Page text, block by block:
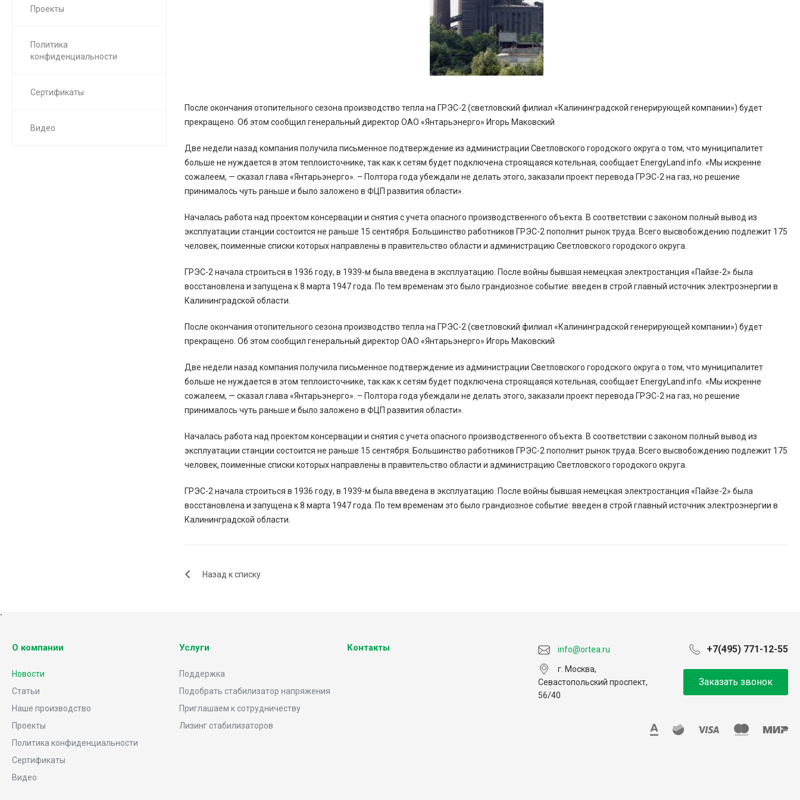
Проекты
Политика
конфиденциальности
Сертификаты
Видео
После окончания отопительного сезона производство тепла на ГРЭС-2 (светловский филиал «Калининградской генерирующей компании») будет
прекращено. Об этом сообщил генеральный директор ОАО «Янтарьэнерго» Игорь Маковский
Две недели назад компания получила письменное подтверждение из администрации Светловского городского округа о том, что муниципалитет
больше не нуждается в этом теплоисточнике, так как к сетям будет подключена строящаяся котельная, сообщает EnergyLand.info. «Мы искренне
сожалеем, — сказал глава «Янтарьэнерго». – Полтора года убеждали не делать этого, заказали проект перевода ГРЭС-2 на газ, но решение
принималось чуть раньше и было заложено в ФЦП развития области».
Началась работа над проектом консервации и снятия с учета опасного производственного объекта. В соответствии с законом полный вывод из
эксплуатации станции состоится не раньше 15 сентября. Большинство работников ГРЭС-2 пополнит рынок труда. Всего высвобождению подлежит 175
человек, поименные списки которых направлены в правительство области и администрацию Светловского городского округа.
ГРЭС-2 начала строиться в 1936 году, в 1939-м была введена в эксплуатацию. После войны бывшая немецкая электростанция «Пайзе-2» была
восстановлена и запущена к 8 марта 1947 года. По тем временам это было грандиозное событие: введен в строй главный источник электроэнергии в
Калининградской области.
После окончания отопительного сезона производство тепла на ГРЭС-2 (светловский филиал «Калининградской генерирующей компании») будет
прекращено. Об этом сообщил генеральный директор ОАО «Янтарьэнерго» Игорь Маковский
Две недели назад компания получила письменное подтверждение из администрации Светловского городского округа о том, что муниципалитет
больше не нуждается в этом теплоисточнике, так как к сетям будет подключена строящаяся котельная, сообщает EnergyLand.info. «Мы искренне
сожалеем, — сказал глава «Янтарьэнерго». – Полтора года убеждали не делать этого, заказали проект перевода ГРЭС-2 на газ, но решение
принималось чуть раньше и было заложено в ФЦП развития области».
Началась работа над проектом консервации и снятия с учета опасного производственного объекта. В соответствии с законом полный вывод из
эксплуатации станции состоится не раньше 15 сентября. Большинство работников ГРЭС-2 пополнит рынок труда. Всего высвобождению подлежит 175
человек, поименные списки которых направлены в правительство области и администрацию Светловского городского округа.
ГРЭС-2 начала строиться в 1936 году, в 1939-м была введена в эксплуатацию. После войны бывшая немецкая электростанция «Пайзе-2» была
восстановлена и запущена к 8 марта 1947 года. По тем временам это было грандиозное событие: введен в строй главный источник электроэнергии в
Калининградской области.
Назад к списку
`
О компании
Новости
Статьи
Наше производство
Проекты
Политика конфиденциальности
Сертификаты
Видео
Услуги
Поддержка
Подобрать стабилизатор напряжения
Приглашаем к сотрудничеству
Лизинг стабилизаторов
Контакты info@ortea.ru +7(495) 771-12-55
г. Москва,
Севастопольский проспект,
56/40
Заказать звонок